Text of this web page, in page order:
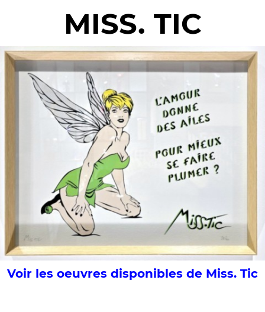
MISS. TIC
Voir les oeuvres disponibles de Miss. Tic